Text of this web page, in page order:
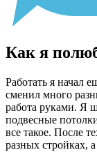
Как я
Работать я начал
сменил много
работа руками. Я
подвесные
все такое. После
разных стройках,